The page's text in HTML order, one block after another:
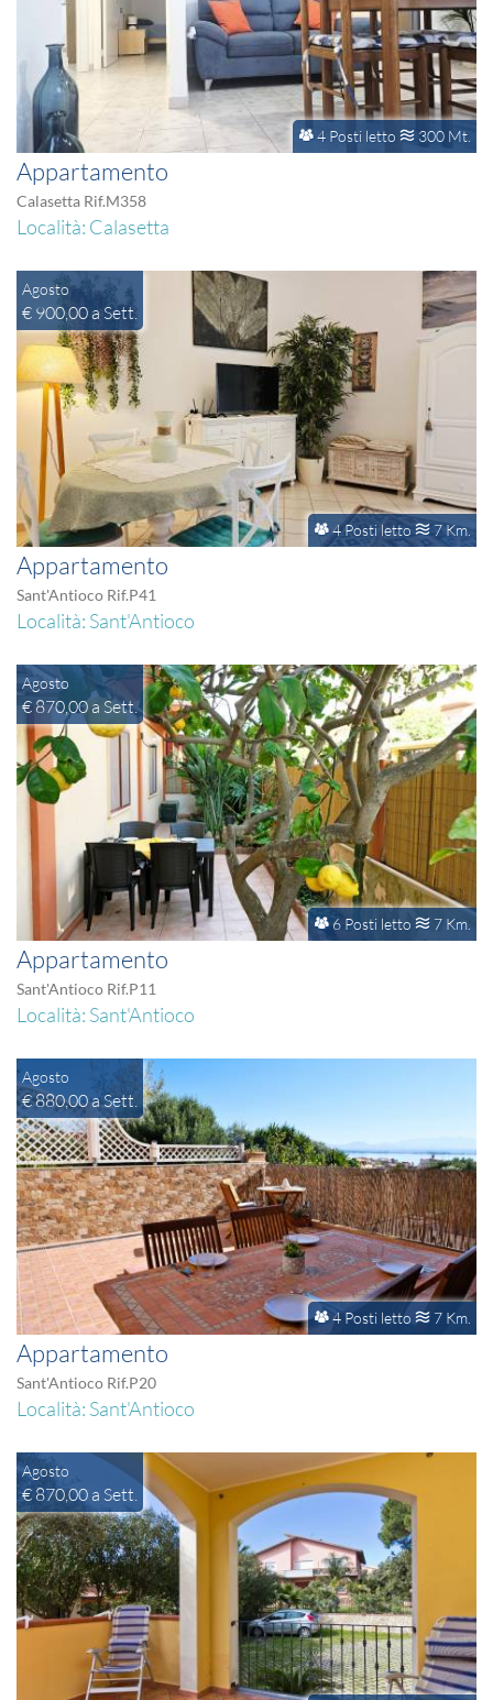
4 Posti letto 300 Mt.
Appartamento
Calasetta Rif.M358
Località: Calasetta
Agosto
€ 900,00 a Sett.
4 Posti letto 7 Km.
Appartamento
Sant'Antioco Rif.P41
Località: Sant'Antioco
Agosto
€ 870,00 a Sett.
6 Posti letto 7 Km.
Appartamento
Sant'Antioco Rif.P11
Località: Sant'Antioco
Agosto
€ 880,00 a Sett.
4 Posti letto 7 Km.
Appartamento
Sant'Antioco Rif.P20
Località: Sant'Antioco
Agosto
€ 870,00 a Sett.